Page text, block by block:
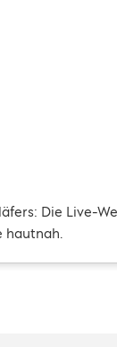
Die Live-
hautnah.